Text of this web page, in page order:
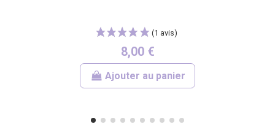
8,00 €
Ajouter au panier